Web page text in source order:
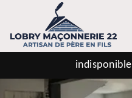
indisponible